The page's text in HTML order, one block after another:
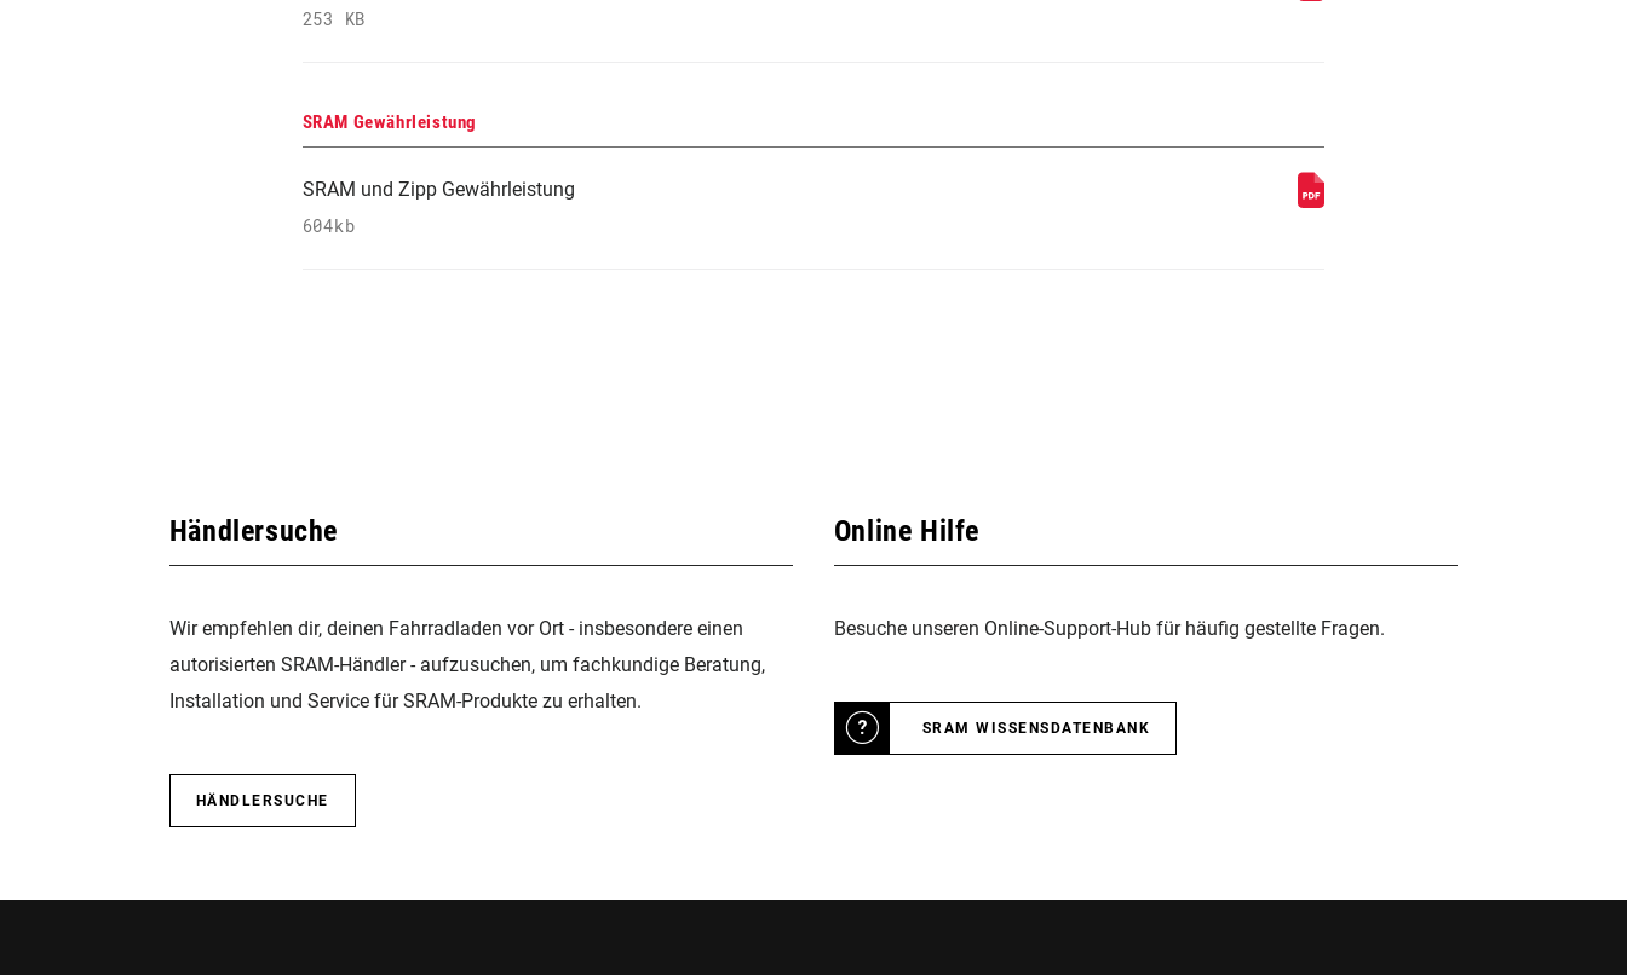
253 KB
SRAM Gewährleistung
SRAM und Zipp Gewährleistung
604kb
Händlersuche
Wir empfehlen dir, deinen Fahrradladen vor Ort - insbesondere einen
autorisierten SRAM-Händler - aufzusuchen, um fachkundige Beratung,
Installation und Service für SRAM-Produkte zu erhalten.
HÄNDLERSUCHE
Online Hilfe
Besuche unseren Online-Support-Hub für häufig gestellte Fragen.
SRAM WISSENSDATENBANK